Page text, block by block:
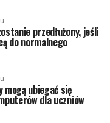
przedłużony, jeśli
do normalnego
mogą ubiegać się
dla uczniów